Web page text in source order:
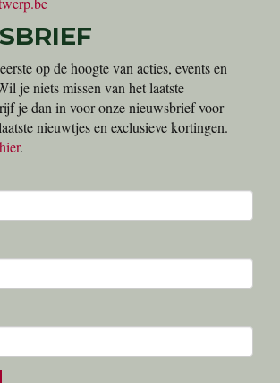
home-garden-pet bescherming
- Tuinarchitectuur
laten maken?
op de hoogte van acties, events en
je niets missen van het laatste
je dan in voor onze nieuwsbrief voor
nieuwtjes en exclusieve kortingen.